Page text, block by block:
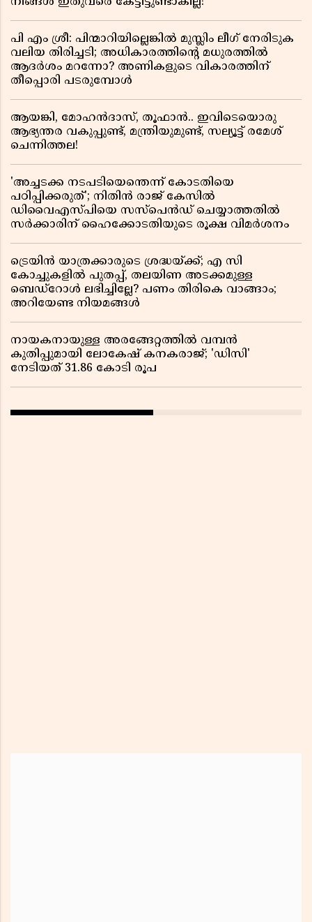
പി എം ശ്രീ: പിന്മാറിയില്ലെങ്കിൽ മുസ്ലിം ലീഗ് നേരിടുക
വലിയ തിരിച്ചടി; അധികാരത്തിന്റെ മധുരത്തിൽ
ആദർശം മറന്നോ? അണികളുടെ വികാരത്തിന്
തീപ്പൊരി പടരുമ്പോൾ
ആയങ്കി, മോഹൻദാസ്, തൂഫാൻ.. ഇവിടെയൊരു
ആഭ്യന്തര വകുപ്പുണ്ട്, മന്ത്രിയുമുണ്ട്, സല്യൂട്ട് രമേശ്‌
ചെന്നിത്തല!
'അച്ചടക്ക നടപടിയെന്തെന്ന് കോടതിയെ
പഠിപ്പിക്കരുത്'; നിതിൻ രാജ് കേസിൽ
ഡിവൈഎസ്പിയെ സസ്പെൻഡ് ചെയ്യാത്തതിൽ
സർക്കാരിന് ഹൈക്കോടതിയുടെ രൂക്ഷ വിമർശനം
ട്രെയിൻ യാത്രക്കാരുടെ ശ്രദ്ധയ്ക്ക്; എ സി
കോച്ചുകളിൽ പുതപ്പ്, തലയിണ അടക്കമുള്ള
ബെഡ്റോൾ ലഭിച്ചില്ലേ? പണം തിരികെ വാങ്ങാം;
അറിയേണ്ട നിയമങ്ങൾ
നായകനായുള്ള അരങ്ങേറ്റത്തിൽ വമ്പൻ
കുതിപ്പുമായി ലോകേഷ് കനകരാജ്; 'ഡിസി'
നേടിയത് 31.86 കോടി രൂപ